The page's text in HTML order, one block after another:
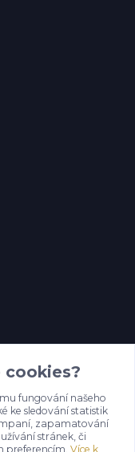
cookies?
fungování našeho
ke sledování statistik
zapamatování
stránek, či
preferencím. Více k